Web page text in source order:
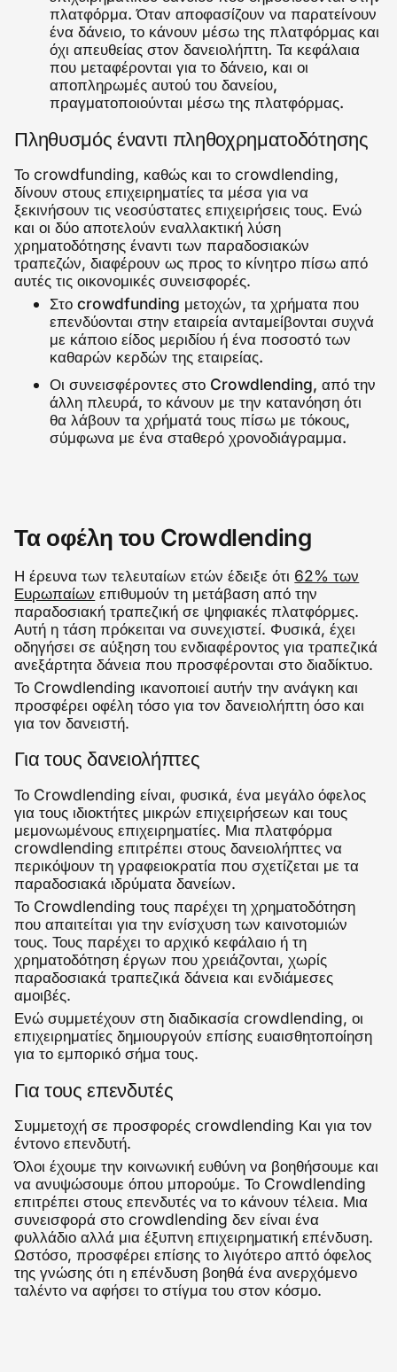
πλατφόρμα. Όταν αποφασίζουν να παρατείνουν
ένα δάνειο, το κάνουν μέσω της πλατφόρμας και
όχι απευθείας στον δανειολήπτη. Τα κεφάλαια
που μεταφέρονται για το δάνειο, και οι
αποπληρωμές αυτού του δανείου,
πραγματοποιούνται μέσω της πλατφόρμας.
Πληθυσμός έναντι πληθοχρηματοδότησης
Το crowdfunding, καθώς και το crowdlending,
δίνουν στους επιχειρηματίες τα μέσα για να
ξεκινήσουν τις νεοσύστατες επιχειρήσεις τους. Ενώ
και οι δύο αποτελούν εναλλακτική λύση
χρηματοδότησης έναντι των παραδοσιακών
τραπεζών, διαφέρουν ως προς το κίνητρο πίσω από
αυτές τις οικονομικές συνεισφορές.
Στο crowdfunding μετοχών, τα χρήματα που
επενδύονται στην εταιρεία ανταμείβονται συχνά
με κάποιο είδος μεριδίου ή ένα ποσοστό των
καθαρών κερδών της εταιρείας.
Οι συνεισφέροντες στο Crowdlending, από την
άλλη πλευρά, το κάνουν με την κατανόηση ότι
θα λάβουν τα χρήματά τους πίσω με τόκους,
σύμφωνα με ένα σταθερό χρονοδιάγραμμα.
Τα οφέλη του Crowdlending
Η έρευνα των τελευταίων ετών έδειξε ότι 62% των
Ευρωπαίων επιθυμούν τη μετάβαση από την
παραδοσιακή τραπεζική σε ψηφιακές πλατφόρμες.
Αυτή η τάση πρόκειται να συνεχιστεί. Φυσικά, έχει
οδηγήσει σε αύξηση του ενδιαφέροντος για τραπεζικά
ανεξάρτητα δάνεια που προσφέρονται στο διαδίκτυο.
Το Crowdlending ικανοποιεί αυτήν την ανάγκη και
προσφέρει οφέλη τόσο για τον δανειολήπτη όσο και
για τον δανειστή.
Για τους δανειολήπτες
Το Crowdlending είναι, φυσικά, ένα μεγάλο όφελος
για τους ιδιοκτήτες μικρών επιχειρήσεων και τους
μεμονωμένους επιχειρηματίες. Μια πλατφόρμα
crowdlending επιτρέπει στους δανειολήπτες να
περικόψουν τη γραφειοκρατία που σχετίζεται με τα
παραδοσιακά ιδρύματα δανείων.
Το Crowdlending τους παρέχει τη χρηματοδότηση
που απαιτείται για την ενίσχυση των καινοτομιών
τους. Τους παρέχει το αρχικό κεφάλαιο ή τη
χρηματοδότηση έργων που χρειάζονται, χωρίς
παραδοσιακά τραπεζικά δάνεια και ενδιάμεσες
αμοιβές.
Ενώ συμμετέχουν στη διαδικασία crowdlending, οι
επιχειρηματίες δημιουργούν επίσης ευαισθητοποίηση
για το εμπορικό σήμα τους.
Για τους επενδυτές
Συμμετοχή σε προσφορές crowdlending Και για τον
έντονο επενδυτή.
Όλοι έχουμε την κοινωνική ευθύνη να βοηθήσουμε και
να ανυψώσουμε όπου μπορούμε. Το Crowdlending
επιτρέπει στους επενδυτές να το κάνουν τέλεια. Μια
συνεισφορά στο crowdlending δεν είναι ένα
φυλλάδιο αλλά μια έξυπνη επιχειρηματική επένδυση.
Ωστόσο, προσφέρει επίσης το λιγότερο απτό όφελος
της γνώσης ότι η επένδυση βοηθά ένα ανερχόμενο
ταλέντο να αφήσει το στίγμα του στον κόσμο.